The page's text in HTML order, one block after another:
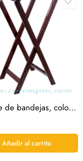
Soporte de bandejas, color marrón rojo plegable de 32 «
Añadir al carrito